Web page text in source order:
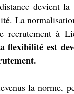
devient la
La
recrutement à
flexibilité est
la norme,